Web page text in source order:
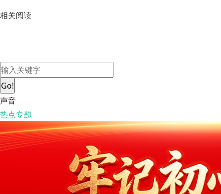
相关阅读
Go!
声音
热点专题